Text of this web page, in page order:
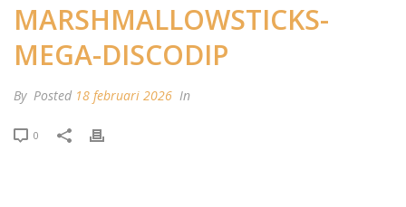
MARSHMALLOWSTICKS-
MEGA-DISCODIP
By Posted 18 februari 2026 In
0